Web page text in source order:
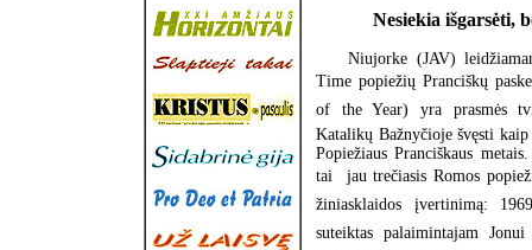
Nesiekia išgarsėti,
Niujorke (JAV)
Time popiežių Pranciškų
of the Year) yra prasmės
Katalikų Bažnyčioje švęsti
Popiežiaus Pranciškaus
tai  jau trečiasis Romos
žiniasklaidos įvertinimą:
suteiktas palaimintajam